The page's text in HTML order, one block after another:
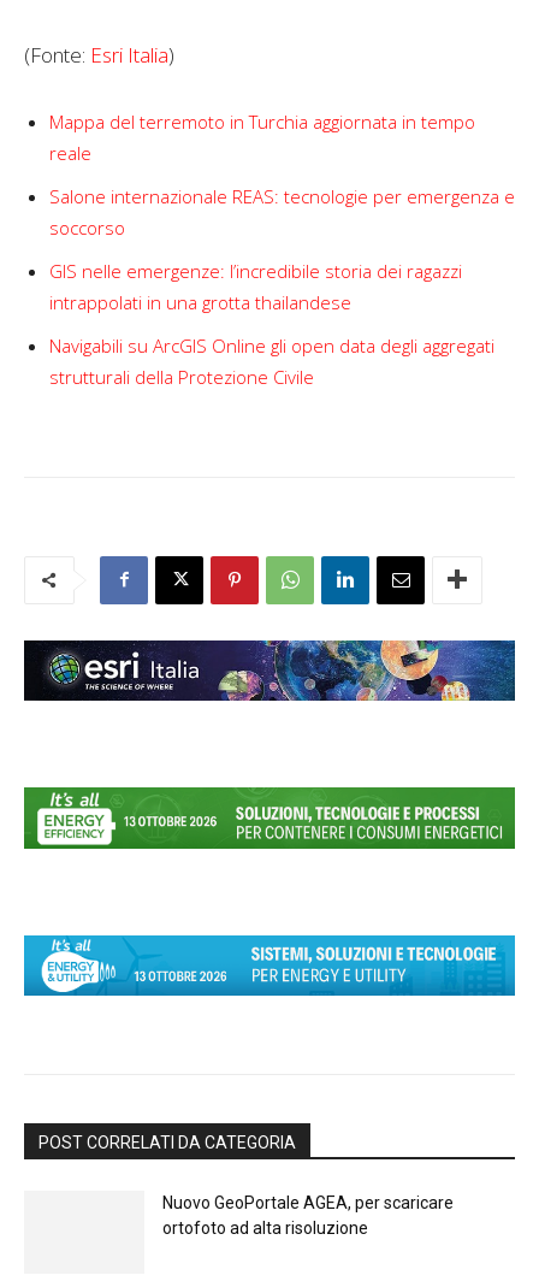
(Fonte: Esri Italia)
Mappa del terremoto in Turchia aggiornata in tempo
reale
Salone internazionale REAS: tecnologie per emergenza e
soccorso
GIS nelle emergenze: l’incredibile storia dei ragazzi
intrappolati in una grotta thailandese
Navigabili su ArcGIS Online gli open data degli aggregati
strutturali della Protezione Civile
POST CORRELATI DA CATEGORIA
Nuovo GeoPortale AGEA, per scaricare
ortofoto ad alta risoluzione